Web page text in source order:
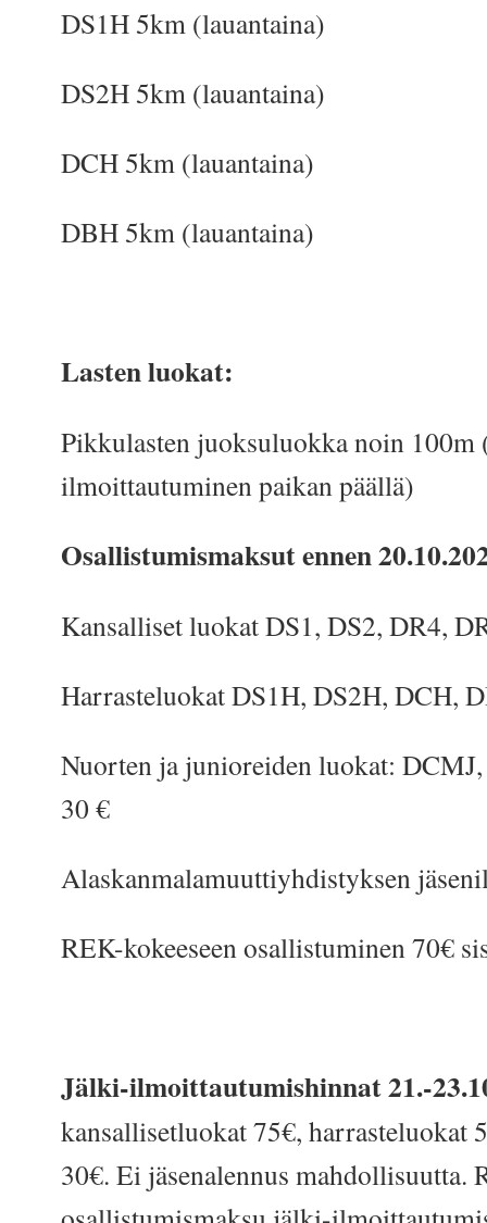
DS1H 5km (lauantaina)
DS2H 5km (lauantaina)
DCH 5km (lauantaina)
DBH 5km (lauantaina)
Lasten luokat:
Pikkulasten juoksuluokka noin 100m
ilmoittautuminen paikan päällä)
Osallistumismaksut ennen
Kansalliset luokat DS1, DS2, DR4,
Harrasteluokat DS1H, DS2H, DCH,
Nuorten ja junioreiden luokat:
30 €
Alaskanmalamuuttiyhdistyksen
REK-kokeeseen osallistuminen 70€
Jälki-ilmoittautumishinnat 21.-
kansallisetluokat 75€, harrasteluokat
30€. Ei jäsenalennus mahdollisuutta.